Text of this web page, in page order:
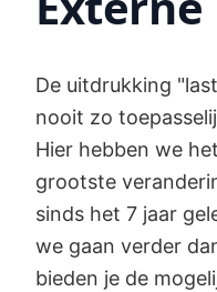
De uitdrukking
nooit zo
Hier hebben we
grootste
sinds het 7 jaar
we gaan verder
bieden je de